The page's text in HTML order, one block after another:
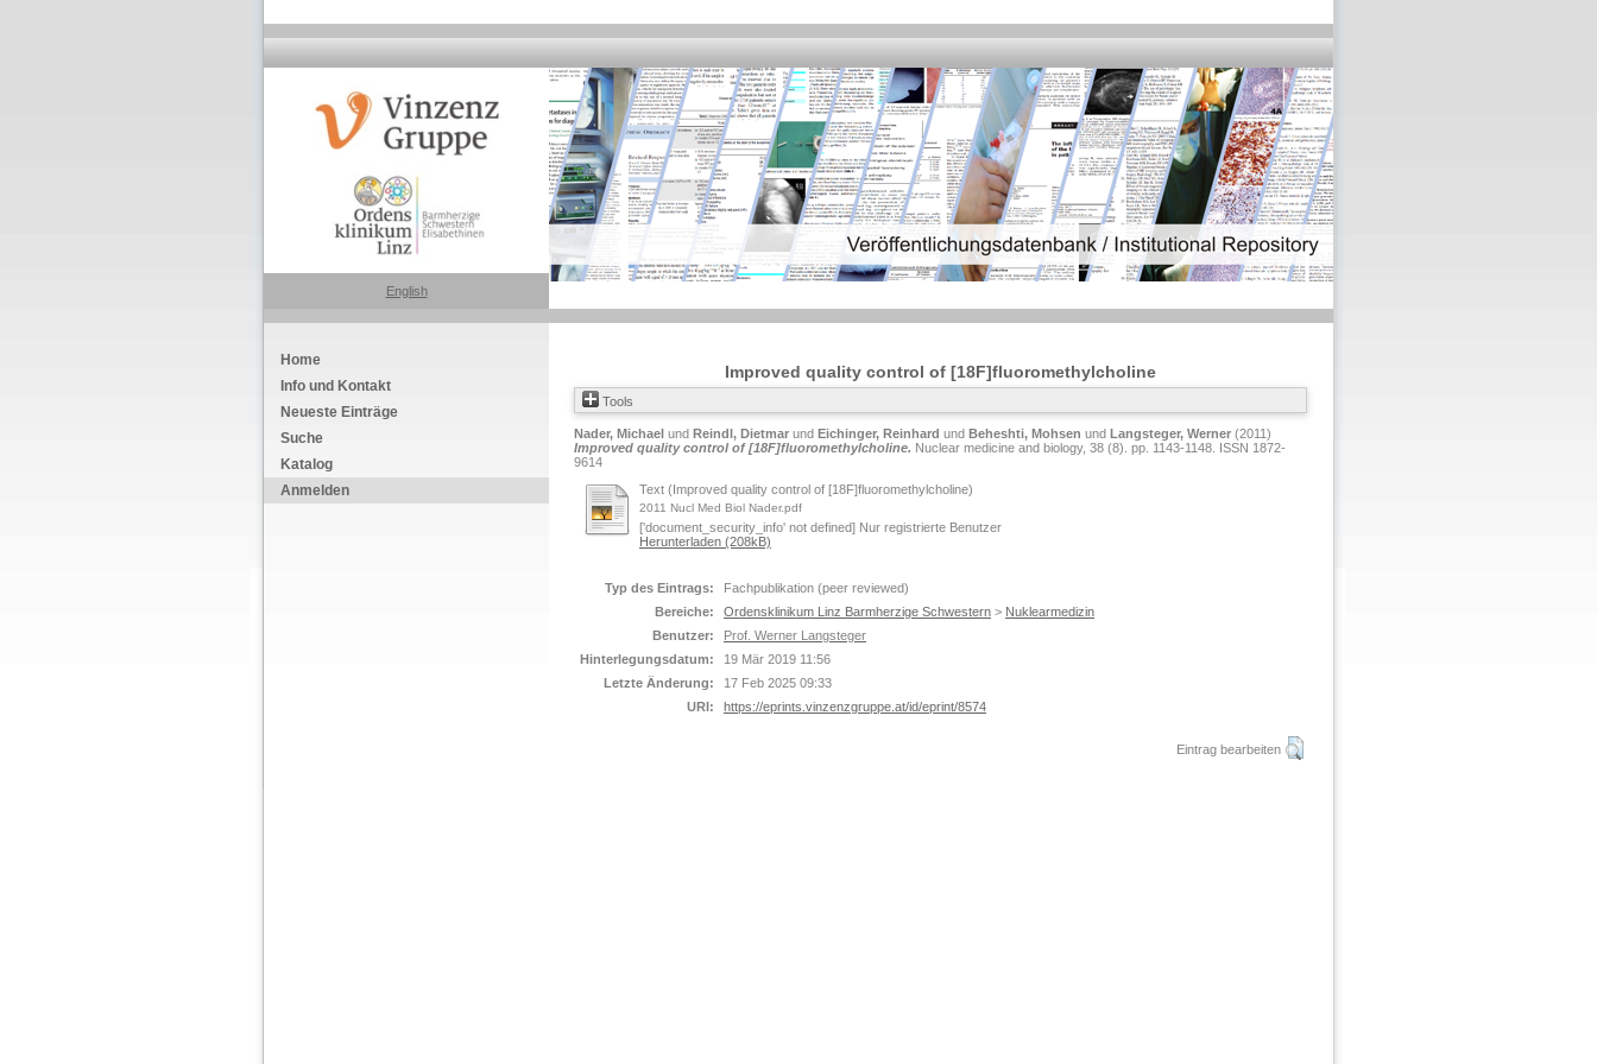
English
Home
Info und Kontakt
Neueste Einträge
Suche
Katalog
Anmelden
Improved quality control of [18F]fluoromethylcholine
Tools
Nader, Michael und Reindl, Dietmar und Eichinger, Reinhard und Beheshti, Mohsen und Langsteger, Werner (2011)
Improved quality control of [18F]fluoromethylcholine. Nuclear medicine and biology, 38 (8). pp. 1143-1148. ISSN 1872-
9614
Text (Improved quality control of [18F]fluoromethylcholine)
2011 Nucl Med Biol Nader.pdf
['document_security_info' not defined] Nur registrierte Benutzer
Herunterladen (208kB)
Typ des Eintrags:
Fachpublikation (peer reviewed)
Bereiche:
Ordensklinikum Linz Barmherzige Schwestern > Nuklearmedizin
Benutzer:
Prof. Werner Langsteger
Hinterlegungsdatum:
19 Mär 2019 11:56
Letzte Änderung:
17 Feb 2025 09:33
URI:
https://eprints.vinzenzgruppe.at/id/eprint/8574
Eintrag bearbeiten